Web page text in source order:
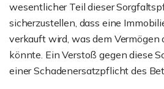
wesentlicher Teil dieser
sicherzustellen, dass eine
verkauft wird, was dem Vermögen
könnte. Ein Verstoß gegen diese
einer Schadenersatzpflicht des